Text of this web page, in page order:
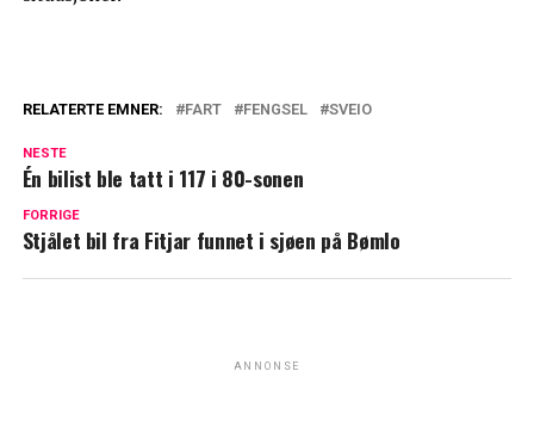
RELATERTE EMNER: FART FENGSEL SVEIO
NESTE
Én bilist ble tatt i 117 i 80-sonen
FORRIGE
Stjålet bil fra Fitjar funnet i sjøen på Bømlo
ANNONSE